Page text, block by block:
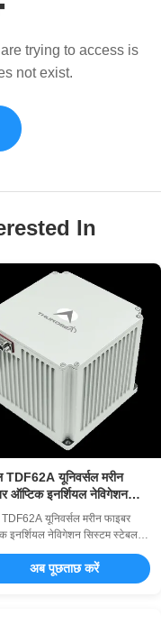
trying to access is
not exist.
In
TDF62A यूनिवर्सल मरीन
ऑप्टिक इनर्शियल नेविगेशन
स्थिर प्रदर्शन
यूनिवर्सल मरीन फाइबर
इनर्शियल नेविगेशन सिस्टम स्टेबल
नेविगेशन सिस्टम (INS) लेजर
और क्वार्ट्ज फ्लेक्सर एक्सीलरोमीटर को
अब पूछताछ करें